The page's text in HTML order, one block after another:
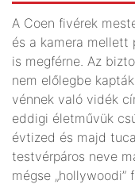
A Coen fivérek
és a kamera mellett
is megférne. Az
nem előlegbe
vénnek való vidék
eddigi életművük
évtized és majd
testvérpáros neve
mégse „hollywoodi”